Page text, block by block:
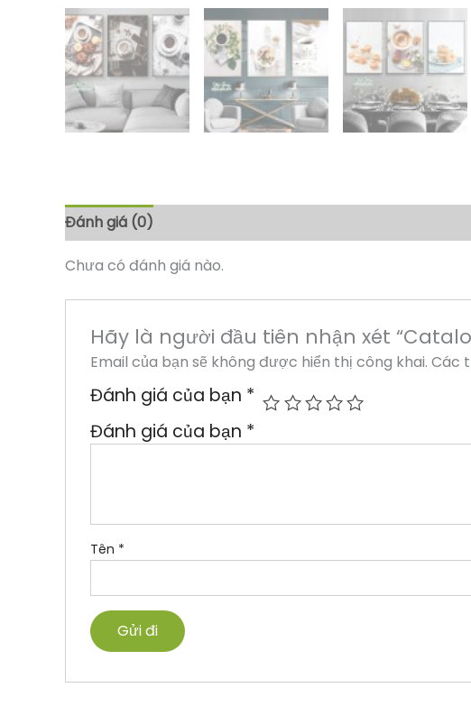
Đánh giá (0)
Chưa có đánh giá nào.
Hãy là người đầu tiên nhận xét
Email của bạn sẽ không được hiển thị công khai. Các
Đánh giá của bạn *
Đánh giá của bạn *
Tên *